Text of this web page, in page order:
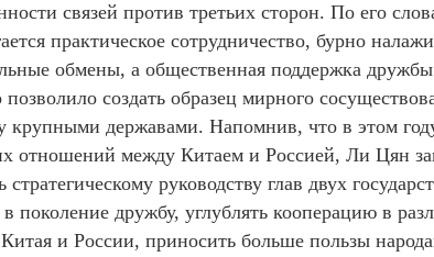
связей против третьих сторон. По его
практическое сотрудничество, бурно
обмены, а общественная поддержка
создать образец мирного
крупными державами. Напомнив, что в этом
отношений между Китаем и Россией, Ли Цян
руководству глав двух
поколение дружбу, углублять кооперацию в
и России, приносить больше пользы